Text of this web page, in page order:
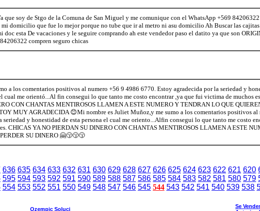
soy de Stgo de la Comuna de San Miguel y me comunique con el WhatsApp +569
mi domicilio que fue lo mejor porque no tube que ir al metro ni asu domicilio Ah Buscar las
doc esta De vacaciones y le seguire comprando ah este vendedor paso el datito ya que son
compren seguro chicas
a los comentarios positivos al numero +56 9 4986 6770. Estoy agradecida por la seriedad y
cual me orientó...Al fin consegui lo que tanto me costo encontrar ,ya que fui victima de muchos
CON CHANTAS MENTIROSOS LLAMEN A ESTE NUMERO Y TENDRAN LO QUE
MUY AGRADECIDA 😊Mi nombre es Juliet Muñoz,y me sumo a los comentarios positivos al
y honestidad de esta persona el cual me oriento...Alfin consegui lo que tanto me costo
CHICAS YA NO PIERDAN SU DINERO CON CHANTAS MENTIROSOS LLAMEN A ESTE
SU DINERO 🤗😙😙😙
636 635 634 633 632 631 630 629 628 627 626 625 624 623 622 621 620
595 594 593 592 591 590 589 588 587 586 585 584 583 582 581 580 579
554 553 552 551 550 549 548 547 546 545 544 543 542 541 540 539 538
Ozempic Soluci
Se